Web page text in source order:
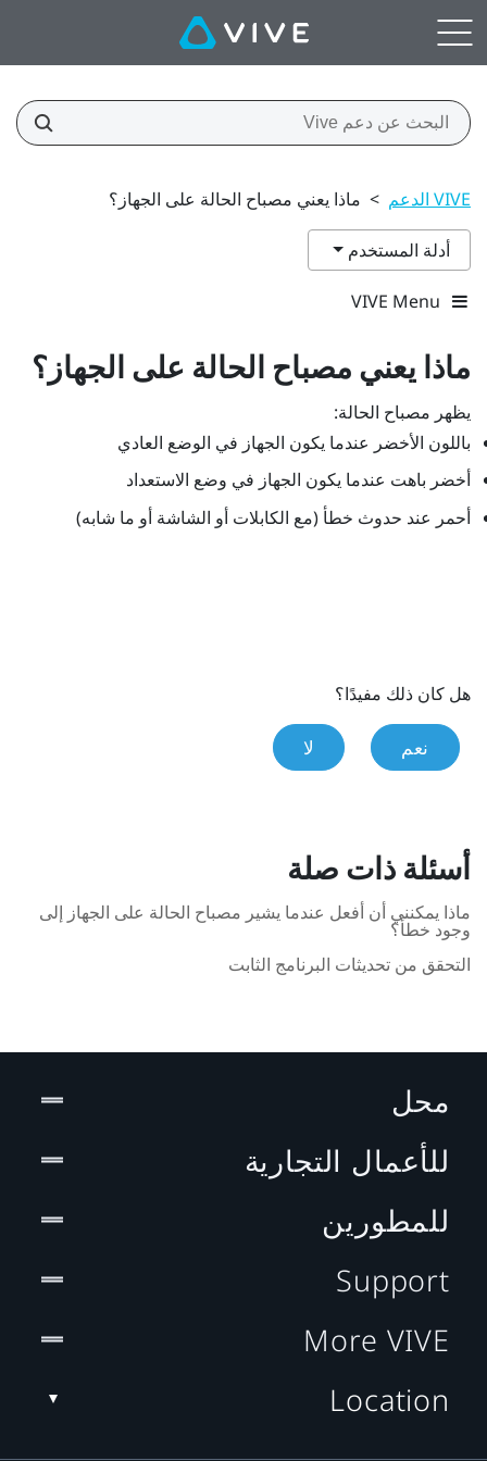
VIVE الدعم > ماذا يعني مصباح الحالة على الجهاز؟
أدلة المستخدم
VIVE Menu
ماذا يعني مصباح الحالة على الجهاز؟
يظهر مصباح الحالة:
باللون الأخضر عندما يكون الجهاز في الوضع العادي
أخضر باهت عندما يكون الجهاز في وضع الاستعداد
أحمر عند حدوث خطأ (مع الكابلات أو الشاشة أو ما شابه)
هل كان ذلك مفيدًا؟
نعم لا
أسئلة ذات صلة
ماذا يمكنني أن أفعل عندما يشير مصباح الحالة على الجهاز إلى
وجود خطأ؟
التحقق من تحديثات البرنامج الثابت
محل
للأعمال التجارية
للمطورين
Support
More VIVE
Location